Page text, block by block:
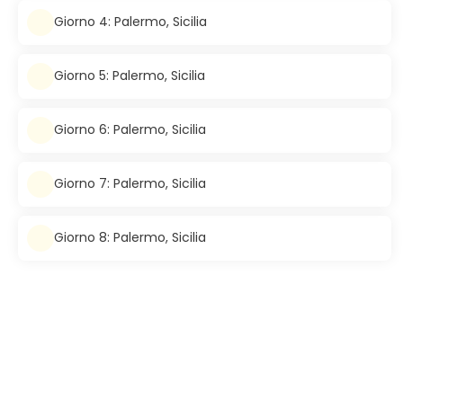
Giorno 4: Palermo, Sicilia
Giorno 5: Palermo, Sicilia
Giorno 6: Palermo, Sicilia
Giorno 7: Palermo, Sicilia
Giorno 8: Palermo, Sicilia